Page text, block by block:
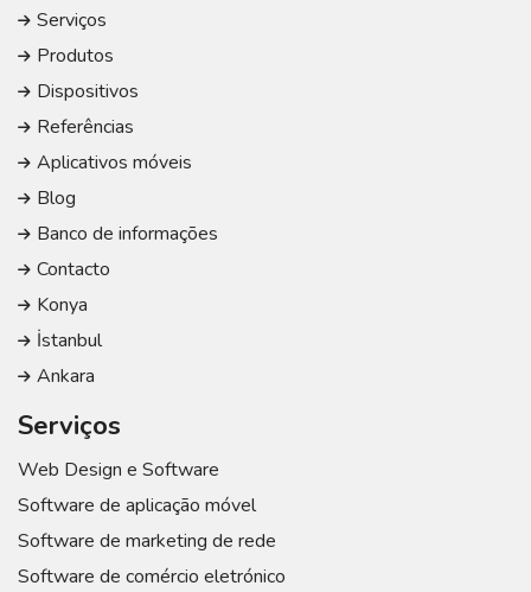
Serviços
Produtos
Dispositivos
Referências
Aplicativos móveis
Blog
Banco de informações
Contacto
Konya
İstanbul
Ankara
Serviços
Web Design e Software
Software de aplicação móvel
Software de marketing de rede
Software de comércio eletrónico